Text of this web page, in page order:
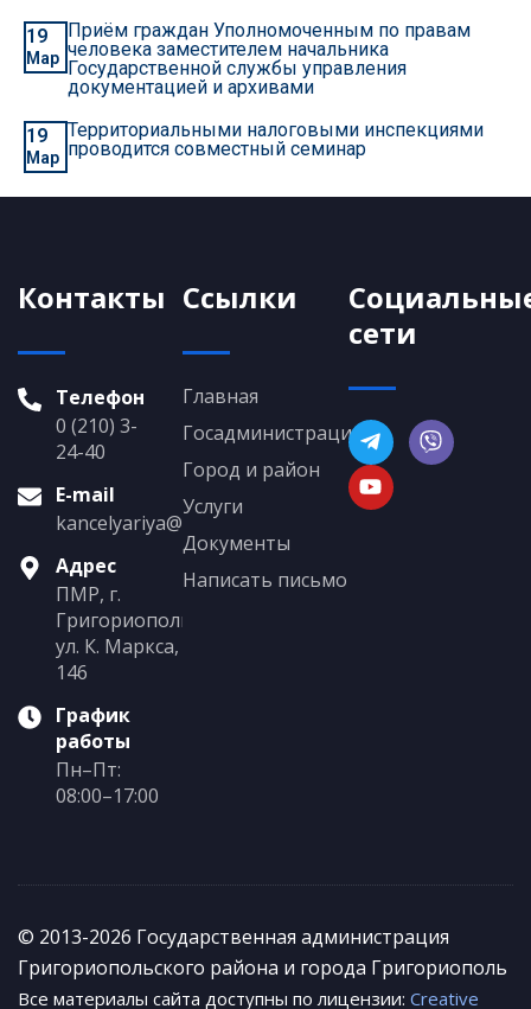
19
Мар
Приём граждан Уполномоченным по правам
человека заместителем начальника
Государственной службы управления
документацией и архивами
19
Мар
Территориальными налоговыми инспекциями
проводится совместный семинар
Контакты
Телефон
0 (210) 3-
24-40
E-mail
kancelyariya@grigoriopol.gospmr.org
Адрес
ПМР, г.
Григориополь,
ул. К. Маркса,
146
График
работы
Пн–Пт:
08:00–17:00
Ссылки
Главная
Госадминистрация
Город и район
Услуги
Документы
Написать письмо
сети
© 2013-2026 Государственная администрация
Григориопольского района и города Григориополь
Все материалы сайта доступны по лицензии: Creative